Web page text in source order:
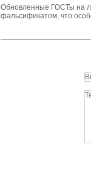
Обновленные ГОСТы на
фальсификатом, что